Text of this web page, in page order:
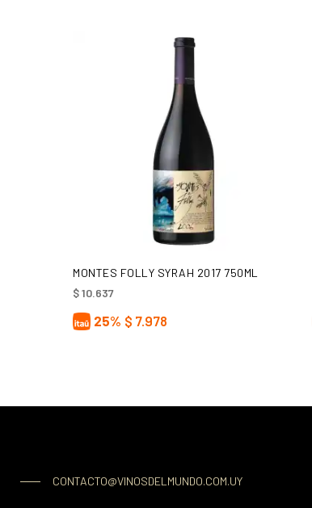
AÑADIR AL CARRITO
MONTES FOLLY SYRAH 2017 750ML
$10.637
25% $ 7.978
CONTACTO@VINOSDELMUNDO.COM.UY